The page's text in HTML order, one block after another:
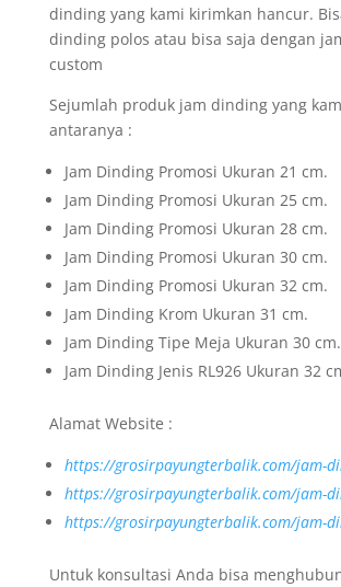
dinding yang kami kirimkan hancur.
dinding polos atau bisa saja dengan
custom
Sejumlah produk jam dinding yang
antaranya :
Jam Dinding Promosi Ukuran 21 cm.
Jam Dinding Promosi Ukuran 25 cm.
Jam Dinding Promosi Ukuran 28 cm.
Jam Dinding Promosi Ukuran 30 cm.
Jam Dinding Promosi Ukuran 32 cm.
Jam Dinding Krom Ukuran 31 cm.
Jam Dinding Tipe Meja Ukuran 30 cm.
Jam Dinding Jenis RL926 Ukuran 32
Alamat Website :
https://grosirpayungterbalik.com/jam-
https://grosirpayungterbalik.com/jam-
https://grosirpayungterbalik.com/jam-
Untuk konsultasi Anda bisa